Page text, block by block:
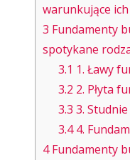
warunkujące
3 Fundamenty
spotykane
3.1 1. Ławy
3.2 2. Płyta
3.3 3.
3.44.
4Fundamenty